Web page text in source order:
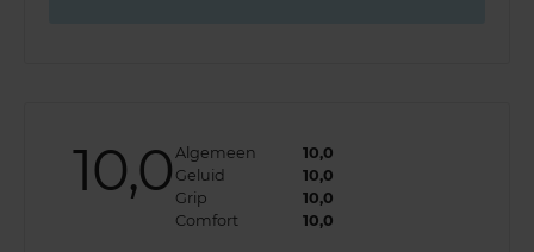
10,0 Algemeen
10,0
Geluid
10,0
Grip
10,0
Comfort
10,0